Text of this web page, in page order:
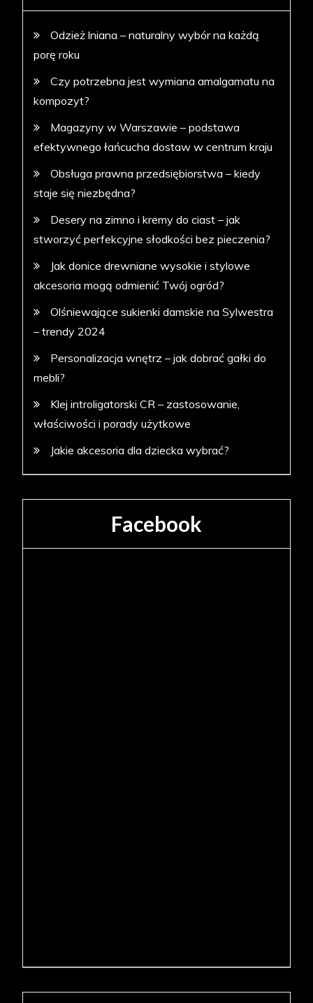
Odzież lniana – naturalny wybór na każdą
porę roku
Czy potrzebna jest wymiana amalgamatu na
kompozyt?
Magazyny w Warszawie – podstawa
efektywnego łańcucha dostaw w centrum kraju
Obsługa prawna przedsiębiorstwa – kiedy
staje się niezbędna?
Desery na zimno i kremy do ciast – jak
stworzyć perfekcyjne słodkości bez pieczenia?
Jak donice drewniane wysokie i stylowe
akcesoria mogą odmienić Twój ogród?
Olśniewające sukienki damskie na Sylwestra
– trendy 2024
Personalizacja wnętrz – jak dobrać gałki do
mebli?
Klej introligatorski CR – zastosowanie,
właściwości i porady użytkowe
Jakie akcesoria dla dziecka wybrać?
Facebook